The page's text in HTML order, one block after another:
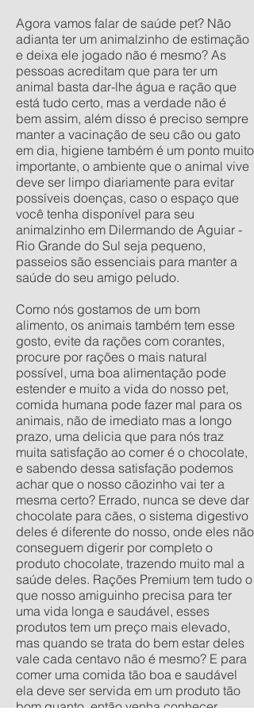
Agora vamos falar de saúde pet? Não
adianta ter um animalzinho de estimação
e deixa ele jogado não é mesmo? As
pessoas acreditam que para ter um
animal basta dar-lhe água e ração que
está tudo certo, mas a verdade não é
bem assim, além disso é preciso sempre
manter a vacinação de seu cão ou gato
em dia, higiene também é um ponto muito
importante, o ambiente que o animal vive
deve ser limpo diariamente para evitar
possíveis doenças, caso o espaço que
você tenha disponível para seu
animalzinho em Dilermando de Aguiar -
Rio Grande do Sul seja pequeno,
passeios são essenciais para manter a
saúde do seu amigo peludo.
Como nós gostamos de um bom
alimento, os animais também tem esse
gosto, evite da rações com corantes,
procure por rações o mais natural
possível, uma boa alimentação pode
estender e muito a vida do nosso pet,
comida humana pode fazer mal para os
animais, não de imediato mas a longo
prazo, uma delicia que para nós traz
muita satisfação ao comer é o chocolate,
e sabendo dessa satisfação podemos
achar que o nosso cãozinho vai ter a
mesma certo? Errado, nunca se deve dar
chocolate para cães, o sistema digestivo
deles é diferente do nosso, onde eles não
conseguem digerir por completo o
produto chocolate, trazendo muito mal a
saúde deles. Rações Premium tem tudo o
que nosso amiguinho precisa para ter
uma vida longa e saudável, esses
produtos tem um preço mais elevado,
mas quando se trata do bem estar deles
vale cada centavo não é mesmo? E para
comer uma comida tão boa e saudável
ela deve ser servida em um produto tão
bom quanto, então venha conhecer